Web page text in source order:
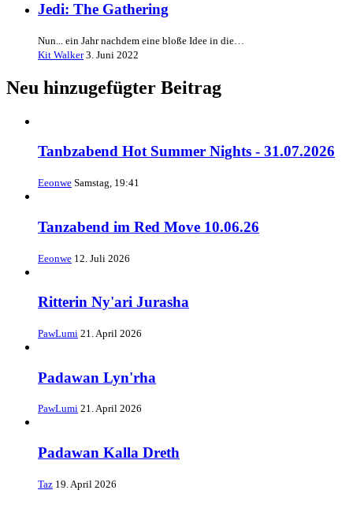
Jedi: The Gathering
Nun... ein Jahr nachdem eine bloße Idee in die…
Kit Walker 3. Juni 2022
Neu hinzugefügter Beitrag
Tanbzabend Hot Summer Nights - 31.07.2026
Eeonwe Samstag, 19:41
Tanzabend im Red Move 10.06.26
Eeonwe 12. Juli 2026
Ritterin Ny'ari Jurasha
PawLumi 21. April 2026
Padawan Lyn'rha
PawLumi 21. April 2026
Padawan Kalla Dreth
Taz 19. April 2026